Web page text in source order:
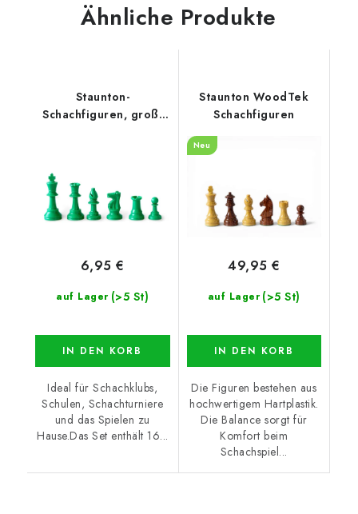
Ähnliche Produkte
Staunton-
Schachfiguren, groß,
auf Lager (>5 St)
6,95 €
IN DEN KORB
Ideal für Schachklubs,
Schulen, Schachturniere
und das Spielen zu
Hause.Das Set enthält 16...
Staunton WoodTek
Schachfiguren
Neu
auf Lager (>5 St)
49,95 €
IN DEN KORB
Die Figuren bestehen aus
hochwertigem Hartplastik.
Die Balance sorgt für
Komfort beim
Schachspiel...